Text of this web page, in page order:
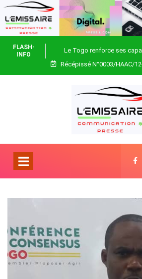
FLASH-
INFO
Le Togo renforce ses
Récépissé N°0003/HAAC/